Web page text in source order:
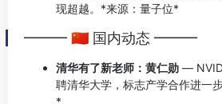
现超越。*来源：量子位*
━━━ 🇨🇳 国内动态 ━━━
清华有了新老师：黄仁勋 —
聘清华大学，标志产学合作进一
*